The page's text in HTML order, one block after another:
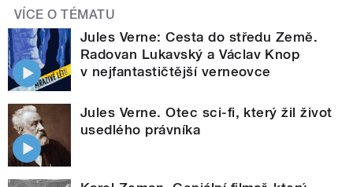
VÍCE O TÉMATU
Jules Verne: Cesta do středu Země.
Radovan Lukavský a Václav Knop
v nejfantastičtější verneovce
Jules Verne. Otec sci-fi, který žil život
usedlého právníka